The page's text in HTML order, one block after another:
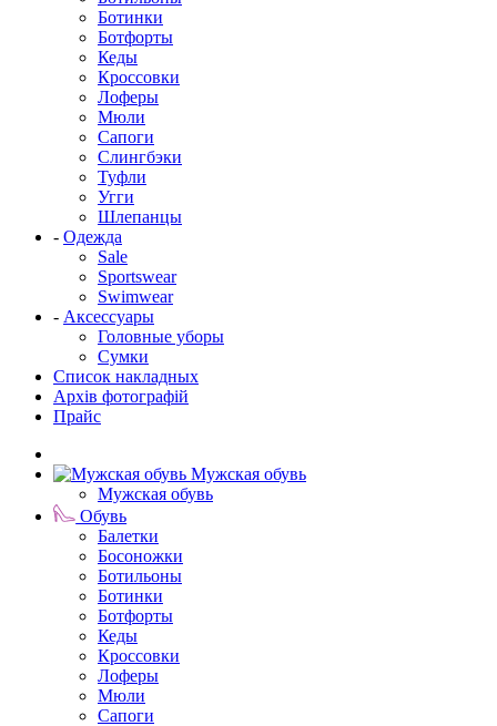
Ботинки
Ботфорты
Кеды
Кроссовки
Лоферы
Мюли
Сапоги
Слингбэки
Туфли
Угги
Шлепанцы
- Одежда
Sale
Sportswear
Swimwear
- Аксессуары
Головные уборы
Сумки
Список накладных
Архів фотографій
Прайс
Мужская обувь
Мужская обувь
Обувь
Балетки
Босоножки
Ботильоны
Ботинки
Ботфорты
Кеды
Кроссовки
Лоферы
Мюли
Сапоги